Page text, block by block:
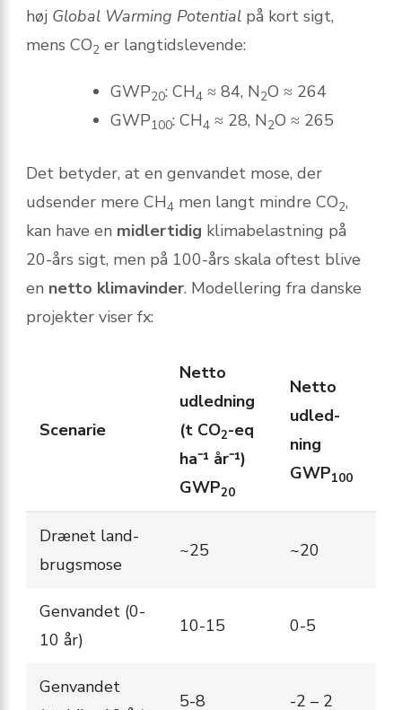
høj Global Warming Potential på kort sigt,
mens CO2 er langtids­levende:
GWP20: CH4 ≈ 84, N2O ≈ 264
GWP100: CH4 ≈ 28, N2O ≈ 265
Det betyder, at en genvandet mose, der
udsender mere CH4 men langt mindre CO2,
kan have en midlertidig klimabelastning på
20-års sigt, men på 100-års skala oftest blive
en netto klimavinder. Modellering fra danske
projekter viser fx:
Scenarie
Netto
udled­ning
(t CO2-eq
ha⁻¹ år⁻¹)
GWP20
Netto
udled­
ning
GWP100
Drænet land­
brugs­mose
~25 ~20
Genvandet (0-
10 år)
10-15 0-5
Genvandet
5-8 -2 – 2